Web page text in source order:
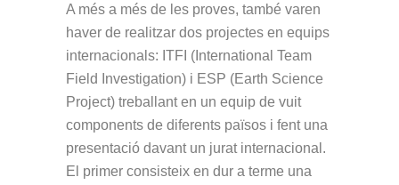
A més a més de les proves, també varen
haver de realitzar dos projectes en equips
internacionals: ITFI (International Team
Field Investigation) i ESP (Earth Science
Project) treballant en un equip de vuit
components de diferents països i fent una
presentació davant un jurat internacional.
El primer consisteix en dur a terme una